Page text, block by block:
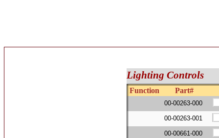
Lighting Controls
Function Part#
00-00263-000
00-00263-001
00-00661-000